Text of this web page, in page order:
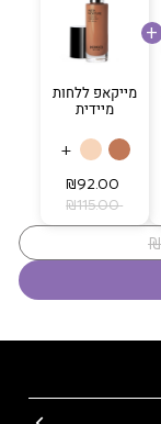
מייקאפ ללחות
מיידית
+
‏ ₪115.00